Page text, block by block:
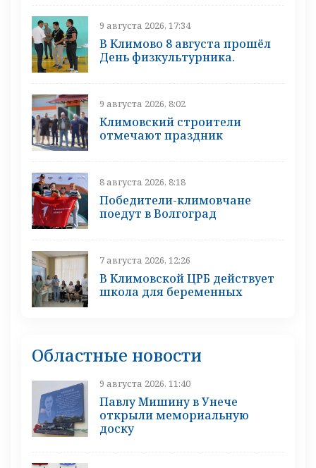
9 августа 2026, 17:34
В Климово 8 августа прошёл
День физкультурника.
9 августа 2026, 8:02
Климовский строители
отмечают праздник
8 августа 2026, 8:18
Победители-климовчане
поедут в Волгоград
7 августа 2026, 12:26
В Климовской ЦРБ действует
школа для беременных
Областные новости
9 августа 2026, 11:40
Павлу Мишину в Унече
открыли мемориальную
доску